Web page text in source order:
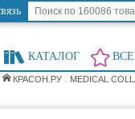
КАТАЛОГ
КРАСОН.РУ MEDICAL